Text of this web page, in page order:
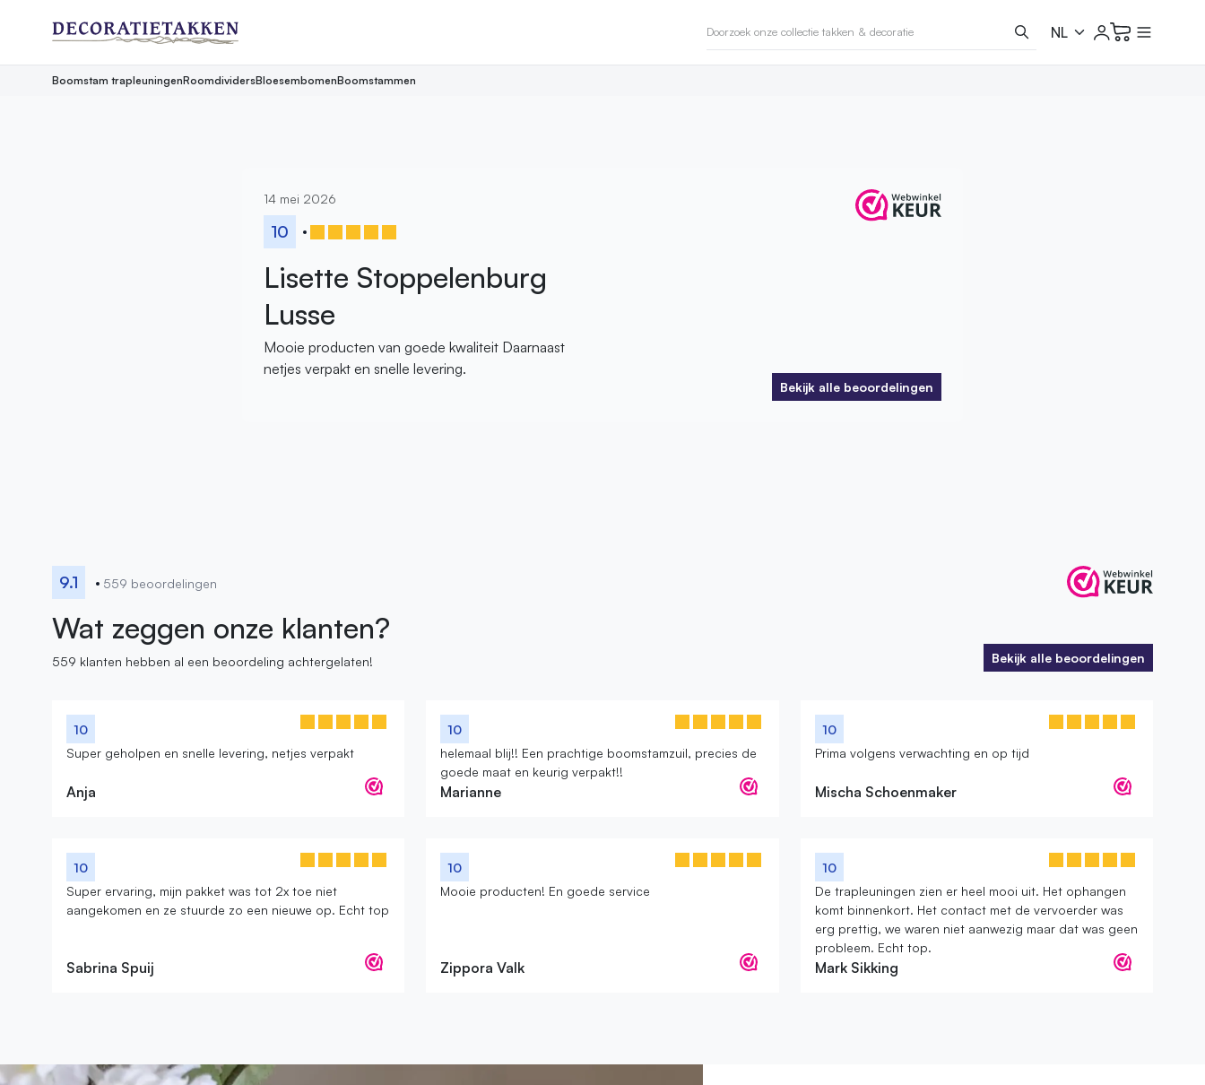
Boomstam trapleuningenRoomdividersBloesembomenBoomstammen
14 mei 2026
10
Lisette Stoppelenburg
Lusse
Mooie producten van goede kwaliteit Daarnaast
netjes verpakt en snelle levering.
Bekijk alle beoordelingen
Bekijk alle beoordelingen
9.1 559 beoordelingen
Wat zeggen onze klanten?
559 klanten hebben al een beoordeling achtergelaten!
Bekijk alle beoordelingen
Bekijk alle beoordelingen
10
Super geholpen en snelle levering, netjes verpakt
Anja
10
helemaal blij!! Een prachtige boomstamzuil, precies de
goede maat en keurig verpakt!!
Marianne
10
Prima volgens verwachting en op tijd
Mischa Schoenmaker
10
Super ervaring, mijn pakket was tot 2x toe niet
aangekomen en ze stuurde zo een nieuwe op. Echt top
Sabrina Spuij
10
Mooie producten! En goede service
Zippora Valk
10
De trapleuningen zien er heel mooi uit. Het ophangen
komt binnenkort. Het contact met de vervoerder was
erg prettig, we waren niet aanwezig maar dat was geen
probleem. Echt top.
Mark Sikking